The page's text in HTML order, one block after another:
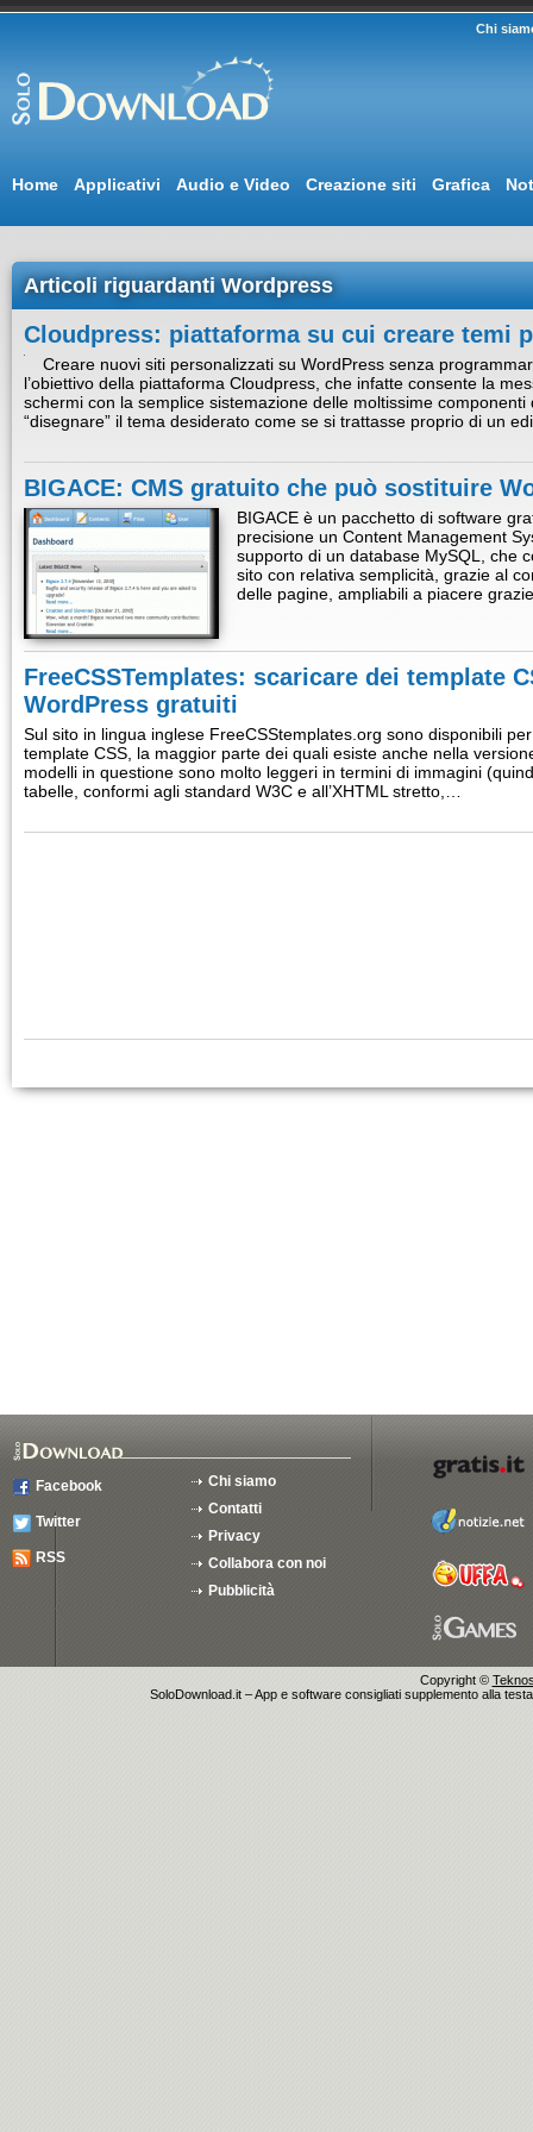
Chi
Home Applicativi Audio e Video Creazione siti Grafica
Articoli riguardanti Wordpress
Cloudpress: piattaforma su cui creare temi
Creare nuovi siti personalizzati su WordPress senza
l’obiettivo della piattaforma Cloudpress, che infatte consente la
schermi con la semplice sistemazione delle moltissime componenti
“disegnare” il tema desiderato come se si trattasse proprio di un
BIGACE: CMS gratuito che può sostituire
BIGACE è un pacchetto di software
precisione un Content Management
supporto di un database MySQL, che
sito con relativa semplicità, grazie al
delle pagine, ampliabili a piacere
FreeCSSTemplates: scaricare dei template
WordPress gratuiti
Sul sito in lingua inglese FreeCSStemplates.org sono disponibili
template CSS, la maggior parte dei quali esiste anche nella
modelli in questione sono molto leggeri in termini di immagini
tabelle, conformi agli standard W3C e all’XHTML stretto,…
Facebook
Twitter
RSS
Chi siamo
Contatti
Privacy
Collabora con noi
Pubblicità
Copyright ©
SoloDownload.it – App e software consigliati supplemento alla